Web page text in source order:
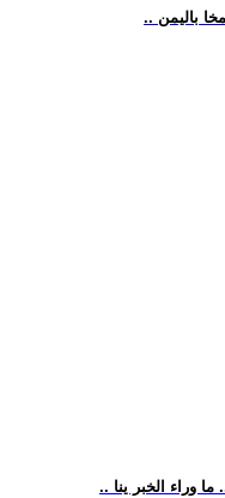
باليمن
وراء الخبر ينا